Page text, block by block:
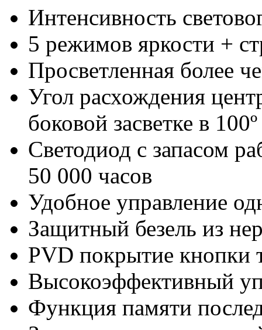
Интенсивность
5 режимов яркости +
Просветленная более
Угол расхождения
боковой засветке в 100º
Светодиод с запасом
50 000 часов
Удобное управление
Защитный безель из
PVD покрытие кнопки
Высокоэффективный
Функция памяти